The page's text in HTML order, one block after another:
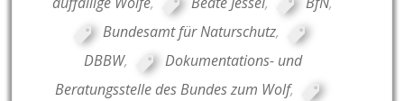
Bundesamt für Naturschutz,
DBBW,
Dokumentations- und
Beratungsstelle des Bundes zum Wolf,